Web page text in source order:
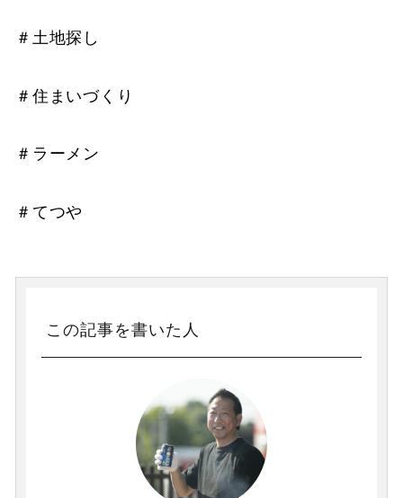
＃土地探し
＃住まいづくり
＃ラーメン
＃てつや
この記事を書いた人